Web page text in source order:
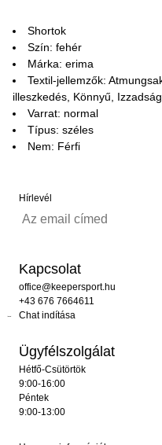
Shortok
Szín: fehér
Márka: erima
Textil-jellemzők:
illeszkedés, Könnyű,
Varrat: normal
Típus: széles
Nem: Férfi
Hírlevél
Kapcsolat
office@keepersport.hu
+43 676 7664611
Chat indítása
Ügyfélszolgálat
Hétfő-Csütörtök
9:00-16:00
Péntek
9:00-13:00